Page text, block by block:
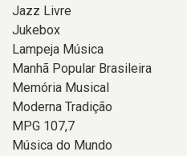
Jazz Livre
Jukebox
Lampeja Música
Manhã Popular Brasileira
Memória Musical
Moderna Tradição
MPG 107,7
Música do Mundo